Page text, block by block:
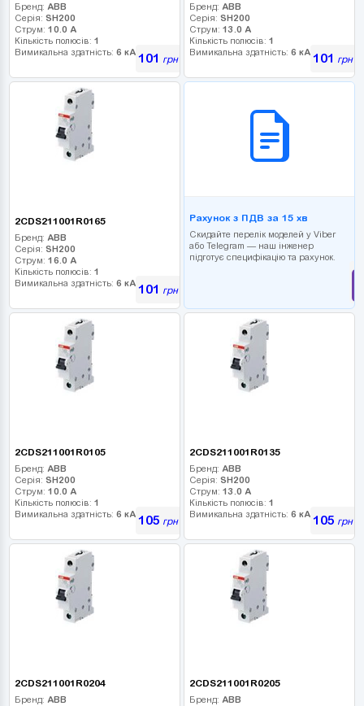
Бренд: ABB
Серія: SH200
Струм: 10.0 А
Кількість полюсів: 1
Вимикальна здатність: 6 кА 101 грн
Бренд: ABB
Серія: SH200
Струм: 13.0 А
Кількість полюсів: 1
Вимикальна здатність: 6 кА 101 грн
2CDS211001R0165
Бренд: ABB
Серія: SH200
Струм: 16.0 А
Кількість полюсів: 1
Вимикальна здатність: 6 кА 101 грн
Рахунок з ПДВ за 15 хв
Скидайте перелік моделей у Viber
або Telegram — наш інженер
підготує специфікацію та рахунок.
2CDS211001R0105
Бренд: ABB
Серія: SH200
Струм: 10.0 А
Кількість полюсів: 1
Вимикальна здатність: 6 кА 105 грн
2CDS211001R0135
Бренд: ABB
Серія: SH200
Струм: 13.0 А
Кількість полюсів: 1
Вимикальна здатність: 6 кА 105 грн
2CDS211001R0204
Бренд: ABB
2CDS211001R0205
Бренд: ABB